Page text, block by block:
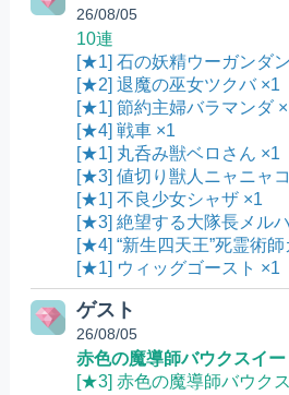
26/08/05
10連
[★1] 石の妖精ウーガンダ
[★2] 退魔の巫女ツクバ ×1
[★1] 節約主婦バラマンダ
[★4] 戦車 ×1
[★1] 丸呑み獣ベロさん ×1
[★3] 値切り獣人ニャニャ
[★1] 不良少女シャザ ×1
[★3] 絶望する大隊長メル
[★4] “新生四天王”死霊術
[★1] ウィッグゴースト ×1
ゲスト
26/08/05
赤色の魔導師バウクスイー
[★3] 赤色の魔導師バウク